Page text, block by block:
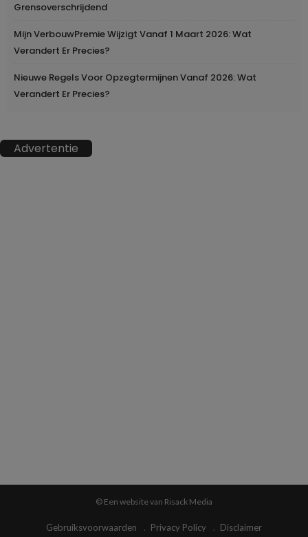
Grensoverschrijdend
Mijn VerbouwPremie Wijzigt Vanaf 1 Maart 2026: Wat
Verandert Er Precies?
Nieuwe Regels Voor Opzegtermijnen Vanaf 2026: Wat
Verandert Er Precies?
Advertentie
© Een website van Risack Media
Gebruiksvoorwaarden Privacy Policy Disclaimer